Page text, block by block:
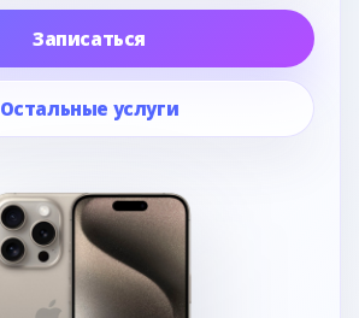
Записаться
Остальные услуги